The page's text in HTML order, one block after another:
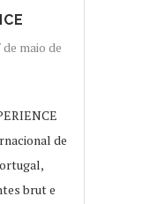
de maio de
de
brut e